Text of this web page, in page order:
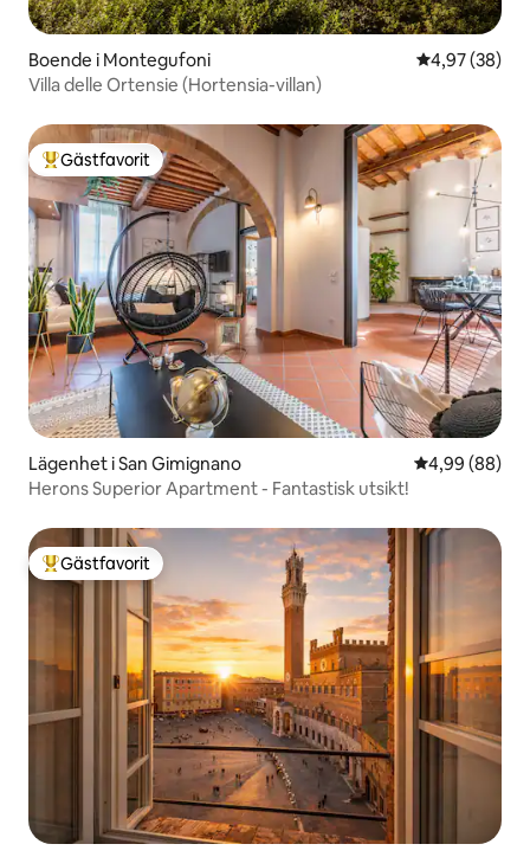
Boende i Montegufoni 4,97 av 5 i
4,97 (38)
Villa delle Ortensie (Hortensia-villan)
Populär gästfavorit
Gästfavorit
Lägenhet i San Gimignano 4,99 av 5 i
4,99 (88)
Herons Superior Apartment - Fantastisk utsikt!
Populär gästfavorit
Gästfavorit